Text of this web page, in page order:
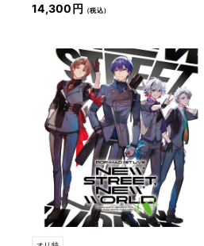
14,300円